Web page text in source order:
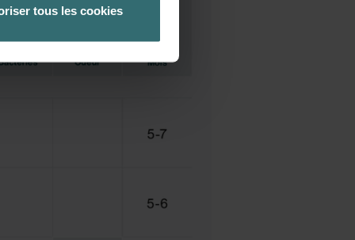
en conséquence
ordinateur. Vous pouvez
logiciel correspondant.
de notre site Web ne
cookies.
tous les cookies